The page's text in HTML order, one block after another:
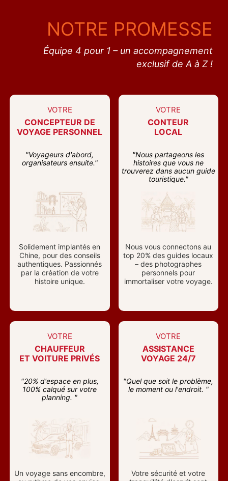
NOTRE PROMESSE
Équipe 4 pour 1 – un accompagnement
exclusif de A à Z !
VOTRE
CONCEPTEUR DE
VOYAGE PERSONNEL
"Voyageurs d'abord,
organisateurs ensuite."
Solidement implantés en
Chine, pour des conseils
authentiques. Passionnés
par la création de votre
histoire unique.
VOTRE
CONTEUR
LOCAL
"Nous partageons les
histoires que vous ne
trouverez dans aucun guide
touristique."
Nous vous connectons au
top 20% des guides locaux
– des photographes
personnels pour
immortaliser votre voyage.
VOTRE
CHAUFFEUR
ET VOITURE PRIVÉS
"20% d'espace en plus,
100% calqué sur votre
planning. "
Un voyage sans encombre,
VOTRE
ASSISTANCE
VOYAGE 24/7
"Quel que soit le problème,
le moment ou l'endroit. "
Votre sécurité et votre